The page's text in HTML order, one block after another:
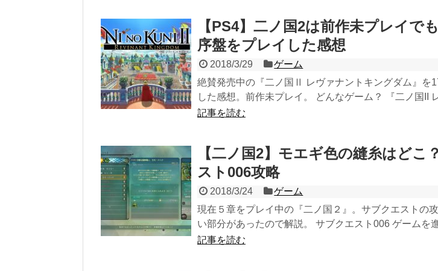
【PS4】二ノ国2は前作未プレイで
序盤をプレイした感想
2018/3/29
ゲーム
絶賛発売中の『二ノ国Ⅱ レヴァナントキングダム』を
した感想。前作未プレイ。 どんなゲーム？ 『二ノ国II
記事を読む
【二ノ国2】モエギ色の縫糸はどこ
スト006攻略
2018/3/24
ゲーム
現在５章をプレイ中の『二ノ国２』。サブクエストの
い部分があったので解説。 サブクエスト006 ゲームを
記事を読む